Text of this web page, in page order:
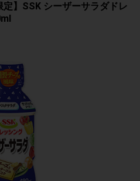
定】SSK シーザーサラダドレ